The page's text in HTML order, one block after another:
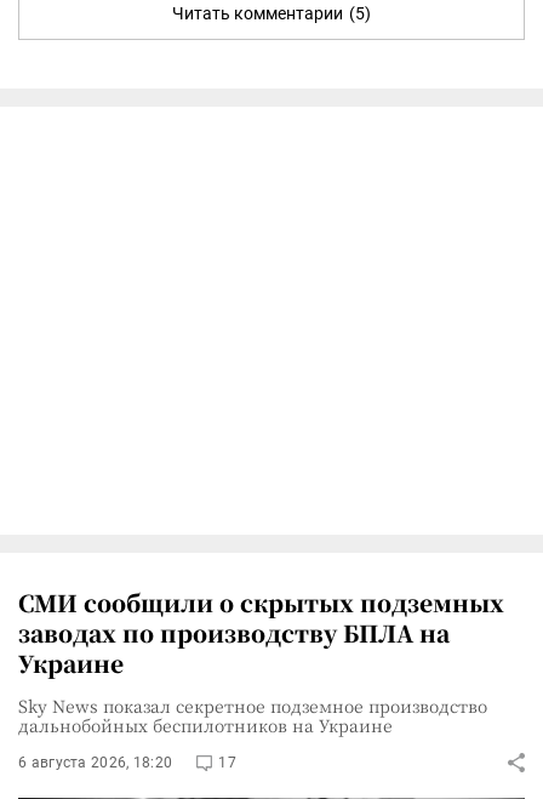
Читать комментарии (5)
СМИ сообщили о скрытых подземных
заводах по производству БПЛА на
Украине
Sky News показал секретное подземное производство
дальнобойных беспилотников на Украине
6 августа 2026, 18:20 17